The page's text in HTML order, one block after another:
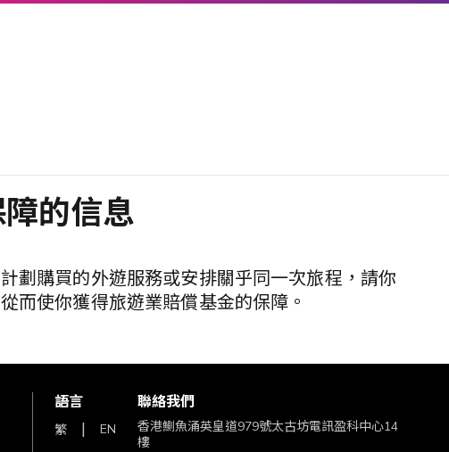
的信息
劃購買的外遊服務或安排關乎同一次旅程，請你
而使你獲得旅遊業賠償基金的保障。
語言
繁 EN
聯絡我們
香港鰂魚涌英皇道979號太古坊電訊盈科中心14
樓